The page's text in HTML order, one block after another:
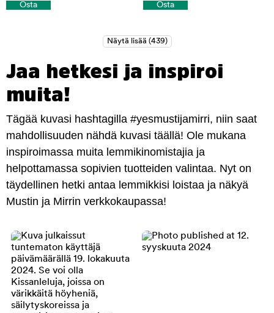
Osta Osta
Jaa hetkesi ja inspiroi
muita!
Tägää kuvasi hashtagilla #yesmustijamirri, niin saat
mahdollisuuden nähdä kuvasi täällä! Ole mukana
inspiroimassa muita lemmikinomistajia ja
helpottamassa sopivien tuotteiden valintaa. Nyt on
täydellinen hetki antaa lemmikkisi loistaa ja näkyä
Mustin ja Mirrin verkkokaupassa!